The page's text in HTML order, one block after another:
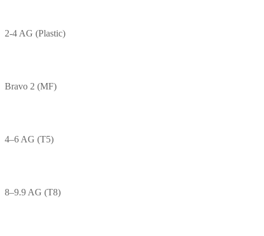
2-4 AG (Plastic)
Bravo 2 (MF)
4–6 AG (T5)
8–9.9 AG (T8)